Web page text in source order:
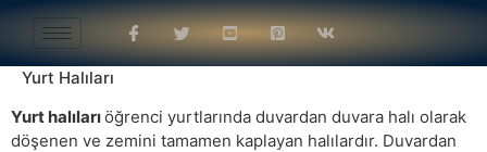
Yurt Halıları
Yurt halılarıöğrenci yurtlarında duvardan duvara halı olarak
döşenen ve zemini tamamen kaplayan halılardır. Duvardan